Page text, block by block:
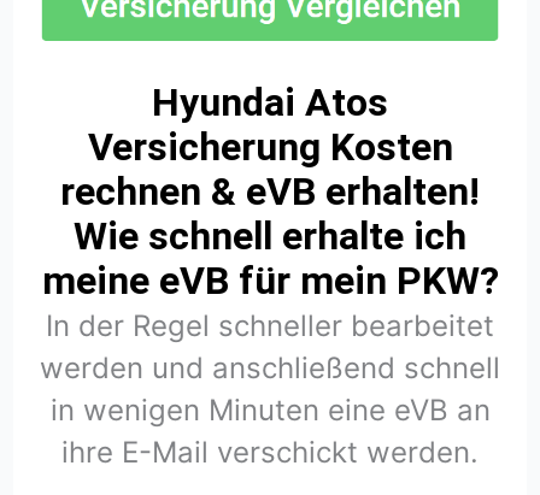
Hyundai Atos
Versicherung Kosten
rechnen & eVB erhalten!
Wie schnell erhalte ich
meine eVB für mein PKW?
In der Regel schneller bearbeitet
werden und anschließend schnell
in wenigen Minuten eine eVB an
ihre E-Mail verschickt werden.